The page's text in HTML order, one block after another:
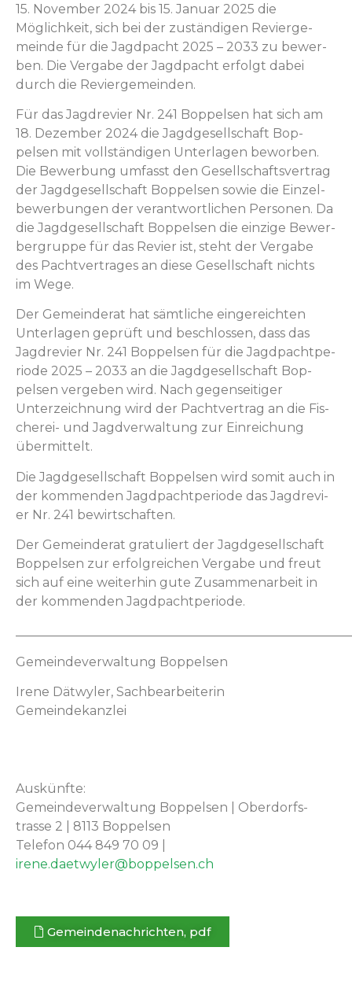
15. Novem­ber 2024 bis 15. Jan­u­ar 2025 die
Möglichkeit, sich bei der zuständi­gen Revierge­
meinde für die Jagdpacht 2025 – 2033 zu bewer­
ben. Die Ver­gabe der Jagdpacht erfol­gt dabei
durch die Reviergemeinden.
Für das Jag­drevi­er Nr. 241 Bop­pelsen hat sich am
18. Dezem­ber 2024 die Jagdge­sellschaft Bop­
pelsen mit voll­ständi­gen Unter­la­gen bewor­ben.
Die Bewer­bung umfasst den Gesellschaftsver­trag
der Jagdge­sellschaft Bop­pelsen sowie die Einzel­
be­wer­bun­gen der ver­ant­wortlichen Per­so­n­en. Da
die Jagdge­sellschaft Bop­pelsen die einzige Bewer­
ber­gruppe für das Revi­er ist, ste­ht der Ver­gabe
des Pachtver­trages an diese Gesellschaft nichts
im Wege.
Der Gemein­der­at hat sämtliche ein­gere­icht­en
Unter­la­gen geprüft und beschlossen, dass das
Jag­drevi­er Nr. 241 Bop­pelsen für die Jagdpacht­pe­
ri­ode 2025 – 2033 an die Jagdge­sellschaft Bop­
pelsen vergeben wird. Nach gegen­seit­iger
Unterze­ich­nung wird der Pachtver­trag an die Fis­
cherei- und Jagdver­wal­tung zur Ein­re­ichung
übermittelt.
Die Jagdge­sellschaft Bop­pelsen wird somit auch in
der kom­menden Jagdpacht­pe­ri­ode das Jag­drevi­
er Nr. 241 bewirtschaften.
Der Gemein­der­at grat­uliert der Jagdge­sellschaft
Bop­pelsen zur erfol­gre­ichen Ver­gabe und freut
sich auf eine weit­er­hin gute Zusam­me­nar­beit in
der kom­menden Jagdpachtperiode.
Gemein­de­v­er­wal­tung Boppelsen
Irene Dätwyler, Sach­bear­bei­t­erin
Gemeindekanzlei
Auskün­fte:
Gemein­de­v­er­wal­tung Bop­pelsen | Ober­dorf­s­
trasse 2 | 8113 Bop­pelsen
Tele­fon 044 849 70 09 |
irene.daetwyl er@boppelsen.ch
Gemein­de­nachricht­en, pdf